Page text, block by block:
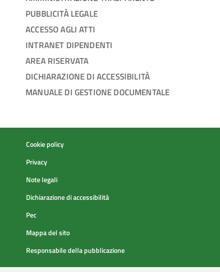
PUBBLICITÀ LEGALE
ACCESSO AGLI ATTI
INTRANET DIPENDENTI
AREA RISERVATA
DICHIARAZIONE DI ACCESSIBILITÀ
MANUALE DI GESTIONE DOCUMENTALE
Cookie policy
Privacy
Note legali
Dichiarazione di accessibilità
Pec
Mappa del sito
Responsabile della pubblicazione